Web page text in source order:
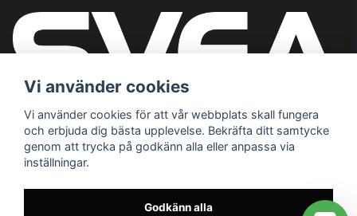
Vi använder cookies
Vi använder cookies för att vår webbplats skall fungera
och erbjuda dig bästa upplevelse. Bekräfta ditt samtycke
genom att trycka på godkänn alla eller anpassa via
inställningar.
Godkänn alla